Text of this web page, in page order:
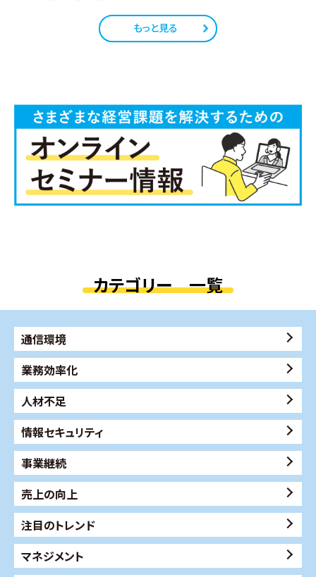
もっと見る
カテゴリー 一覧
通信環境
業務効率化
人材不足
情報セキュリティ
事業継続
売上の向上
注目のトレンド
マネジメント